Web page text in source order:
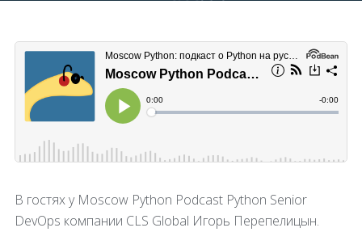
В гостях у Moscow Python Podcast Python Senior
DevOps компании CLS Global Игорь Перепелицын.